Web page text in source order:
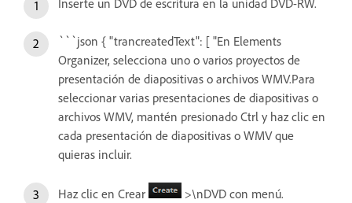
Inserte un DVD de escritura en la unidad DVD-RW.
```json { "trancreatedText": [ "En Elements
Organizer, selecciona uno o varios proyectos de
presentación de diapositivas o archivos WMV.Para
seleccionar varias presentaciones de diapositivas o
archivos WMV, mantén presionado Ctrl y haz clic en
cada presentación de diapositivas o WMV que
quieras incluir.
Haz clic en Crear >\nDVD con menú.